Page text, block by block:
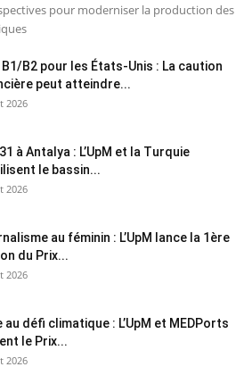
pour moderniser la production des
B1/B2 pour les États-Unis : La caution
peut atteindre...
2026
à Antalya : L’UpM et la Turquie
le bassin...
2026
au féminin : L’UpM lance la 1ère
du Prix...
2026
au défi climatique : L’UpM et MEDPorts
le Prix...
2026